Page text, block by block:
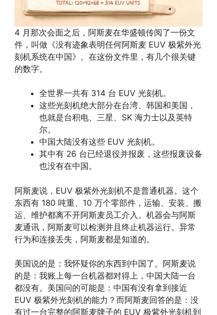
4 月那次会面之后，阿斯麦在华盛顿传阅了一份文
件，叫做《没有迹象表明任何阿斯麦 EUV 极紫外光
刻机系统在中国》。在这份文件里，有几个很关键
的数字。
全世界一共有 314 台 EUV 光刻机。
这些光刻机绝大部分在台湾、韩国和美国，
也就是台积电、三星、SK 海力士以及英特
尔。
中国大陆没有这些 EUV 光刻机。
其中有 26 台已经退役并报废，这些报废设备
也没有在中国。
阿斯麦说，EUV 极紫外光刻机不是普通机器。这个
东西有 180 吨重、10 万个零部件，运输、安装、搬
运、维护都离不开阿斯麦员工介入。机器会与阿斯
麦通讯，阿斯麦可以检测并且终止机器运行。异常
行为和连接丢失，阿斯麦都是知道的。
美国说的是：我怀疑你的东西到中国了。阿斯麦说
的是：我账上每一台机器都对得上，中国大陆一台
都没有。美国问的可能是：中国有没有拿到接近
EUV 极紫外光刻机的能力？而阿斯麦回答的是：没
有过一台完整的阿斯麦牌子的 EUV 极紫外光刻机到